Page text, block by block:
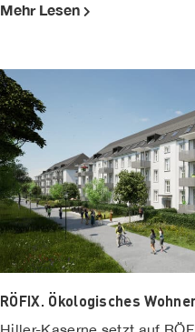
Mehr Lesen
RÖFIX. Ökologisches